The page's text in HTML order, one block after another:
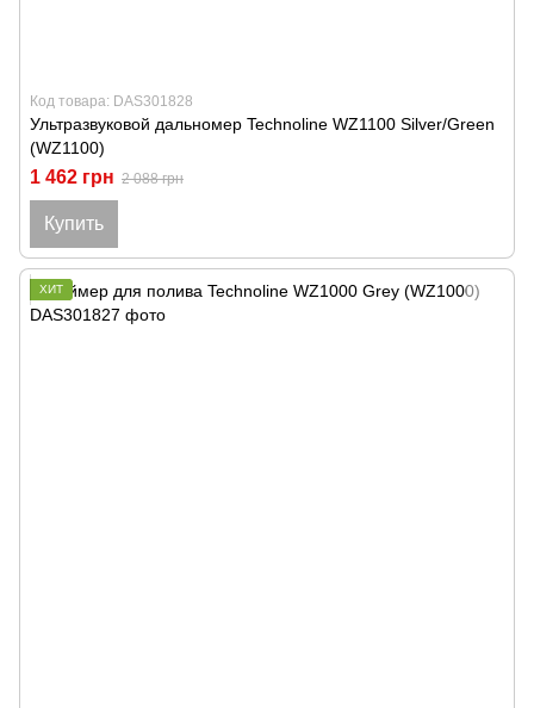
Код товара: DAS301828
Ультразвуковой дальномер Technoline WZ1100 Silver/Green
(WZ1100)
1 462 грн 2 088 грн
Купить
ХИТ